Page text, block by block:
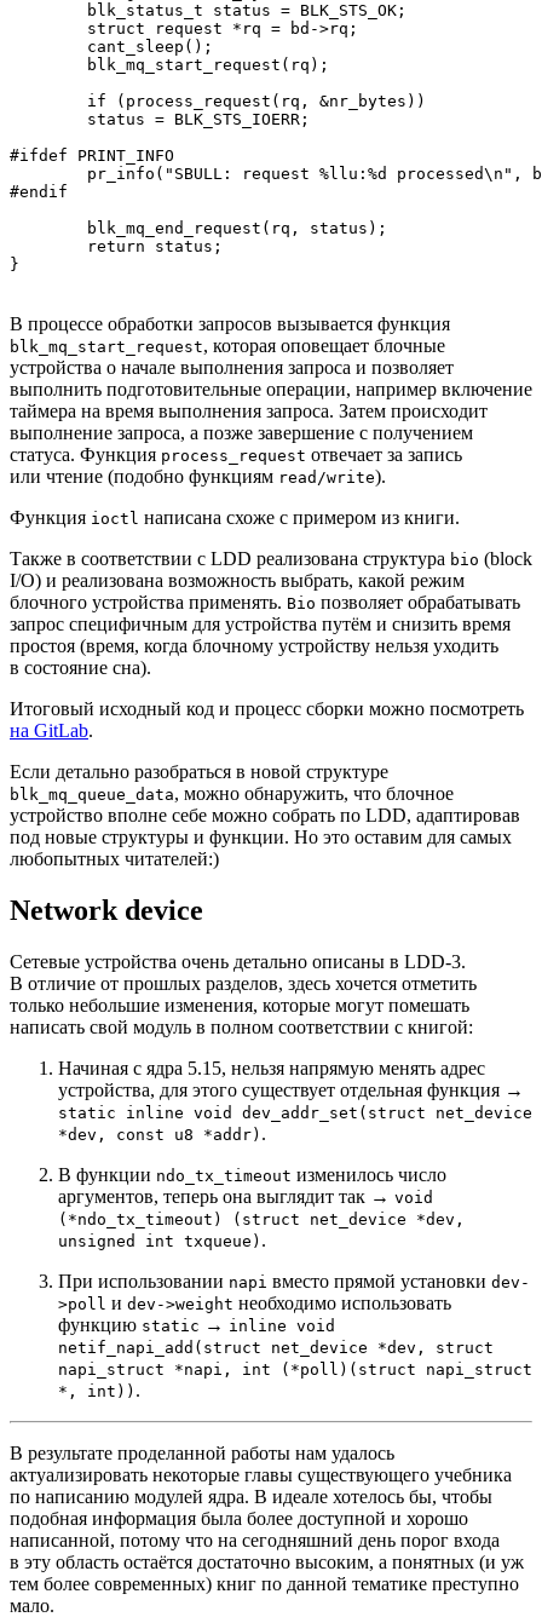
#ifdef PRINT_INFO
#endif
}
В процессе обработки запросов вызывается функция
blk_mq_start_request, которая оповещает блочные
устройства о начале выполнения запроса и позволяет
выполнить подготовительные операции, например включение
таймера на время выполнения запроса. Затем происходит
выполнение запроса, а позже завершение с получением
статуса. Функция process_request отвечает за запись
или чтение (подобно функциям read/write).
Функция ioctl написана схоже с примером из книги.
Также в соответствии с LDD реализована структура bio (block
I/O) и реализована возможность выбрать, какой режим
блочного устройства применять. Bio позволяет обрабатывать
запрос специфичным для устройства путём и снизить время
простоя (время, когда блочному устройству нельзя уходить
в состояние сна).
Итоговый исходный код и процесс сборки можно посмотреть
на GitLab.
Если детально разобраться в новой структуре
blk_mq_queue_data, можно обнаружить, что блочное
устройство вполне себе можно собрать по LDD, адаптировав
под новые структуры и функции. Но это оставим для самых
любопытных читателей:)
Network device
Сетевые устройства очень детально описаны в LDD-3.
В отличие от прошлых разделов, здесь хочется отметить
только небольшие изменения, которые могут помешать
написать свой модуль в полном соответствии с книгой:
Начиная с ядра 5.15, нельзя напрямую менять адрес
устройства, для этого существует отдельная функция →
static inline void dev_addr_set(struct net_device
*dev, const u8 *addr) .
В функции ndo_tx_timeout изменилось число
аргументов, теперь она выглядит так → void
(*ndo_tx_timeout) (struct net_device *dev,
unsigned int txqueue) .
При использовании napi вместо прямой установки dev-
>poll и dev->weight необходимо использовать
функцию static → inline void
netif_napi_add(struct net_device *dev, struct
napi_struct *napi, int (*poll)(struct napi_struct
*, int)) .
В результате проделанной работы нам удалось
актуализировать некоторые главы существующего учебника
по написанию модулей ядра. В идеале хотелось бы, чтобы
подобная информация была более доступной и хорошо
написанной, потому что на сегодняшний день порог входа
в эту область остаётся достаточно высоким, а понятных (и уж
тем более современных) книг по данной тематике преступно
мало.